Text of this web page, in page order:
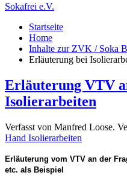
Sokafrei e.V.
Startseite
Home
Inhalte zur ZVK / Soka
Erläuterung bei
Erläuterung VTV
Isolierarbeiten
Verfasst von Manfred Loose.
Hand Isolierarbeiten
Erläuterung vom VTV an der
etc. als Beispiel